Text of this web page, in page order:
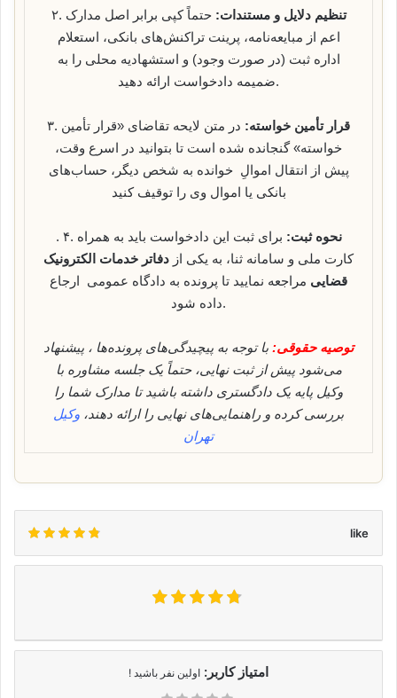
۲. تنظیم دلایل و مستندات: حتماً کپی برابر اصل مدارک
اعم از مبایعه‌نامه، پرینت تراکنش‌های بانکی، استعلام
اداره ثبت (در صورت وجود) و استشهادیه محلی را به
ضمیمه دادخواست ارائه دهید.
۳. قرار تأمین خواسته: در متن لایحه تقاضای «قرار تأمین
خواسته» گنجانده شده است تا بتوانید در اسرع وقت،
پیش از انتقال اموالِ خوانده به شخص دیگر، حساب‌های
بانکی یا اموال وی را توقیف کنید
. ۴. نحوه ثبت: برای ثبت این دادخواست باید به همراه
کارت ملی و سامانه ثنا، به یکی از دفاتر خدمات الکترونیک
قضایی مراجعه نمایید تا پرونده به دادگاه عمومی ارجاع
داده شود.
توصیه حقوقی: با توجه به پیچیدگی‌های پرونده‌ها ، پیشنهاد
می‌شود پیش از ثبت نهایی، حتماً یک جلسه مشاوره با
وکیل پایه یک دادگستری داشته باشید تا مدارک شما را
بررسی کرده و راهنمایی‌های نهایی را ارائه دهند، وکیل
تهران
like
امتیاز کاربر: اولین نفر باشید !